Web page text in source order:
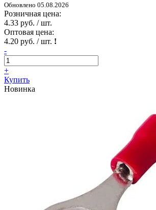
Обновлено 05.08.2026
Розничная цена:
4.33 руб. / шт.
Оптовая цена:
4.20 руб. / шт. !
-
+
Купить
Новинка